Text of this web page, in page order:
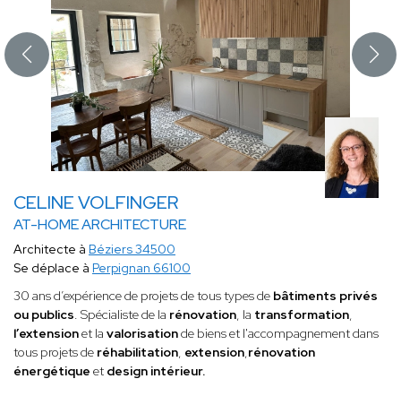
CELINE VOLFINGER
AT-HOME ARCHITECTURE
Architecte à Béziers 34500
Se déplace à Perpignan 66100
30 ans d’expérience de projets de tous types de bâtiments privés
ou publics. Spécialiste de la rénovation, la transformation,
l’extensionet la valorisationde biens et l'accompagnement dans
tous projets de réhabilitation, extension,rénovation
énergétique et design intérieur.